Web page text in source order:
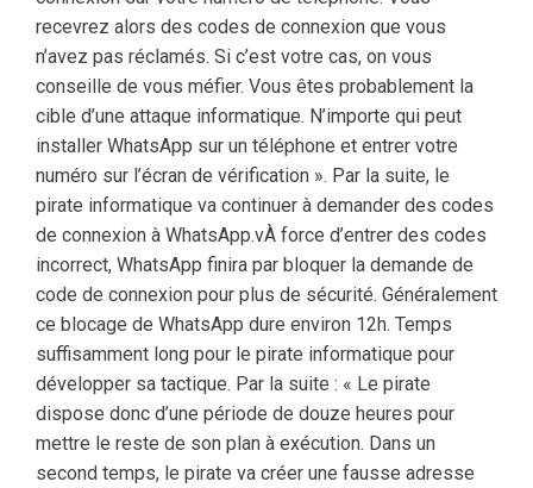
recevrez alors des codes de connexion que vous
n’avez pas réclamés. Si c’est votre cas, on vous
conseille de vous méfier. Vous êtes probablement la
cible d’une attaque informatique. N’importe qui peut
installer WhatsApp sur un téléphone et entrer votre
numéro sur l’écran de vérification ». Par la suite, le
pirate informatique va continuer à demander des codes
de connexion à WhatsApp.vÀ force d’entrer des codes
incorrect, WhatsApp finira par bloquer la demande de
code de connexion pour plus de sécurité. Généralement
ce blocage de WhatsApp dure environ 12h. Temps
suffisamment long pour le pirate informatique pour
développer sa tactique. Par la suite : « Le pirate
dispose donc d’une période de douze heures pour
mettre le reste de son plan à exécution. Dans un
second temps, le pirate va créer une fausse adresse